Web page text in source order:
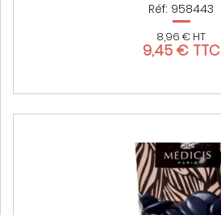
Réf: 958443
8,96 € HT
9,45 € TTC